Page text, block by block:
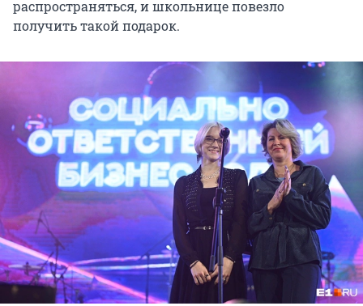
распространяться, и школьнице повезло
получить такой подарок.